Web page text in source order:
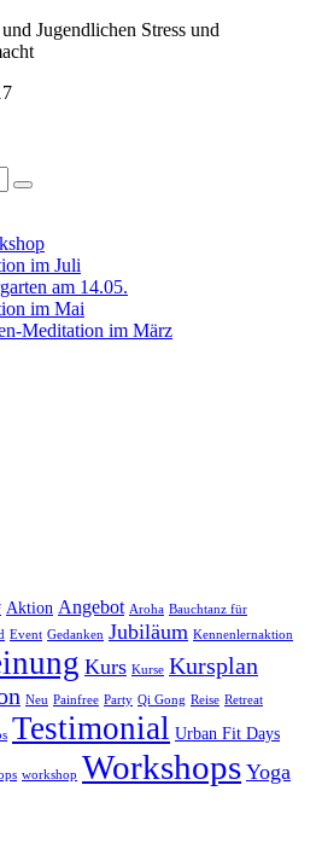
Jugendlichen Stress und
im Juli
am 14.05.
im Mai
Meditation im März
Aktion Angebot Aroha Bauchtanz für
Event Gedanken Jubiläum Kennenlernaktion
Kurs Kurse Kursplan
Neu Painfree Party Qi Gong Reise Retreat
Testimonial Urban Fit Days
workshop Workshops Yoga